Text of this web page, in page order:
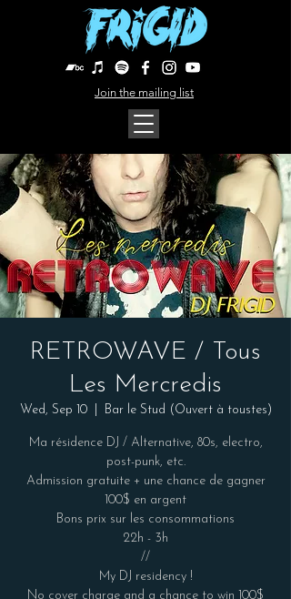
Join the mailing list
RETROWAVE / Tous
Les Mercredis
Wed, Sep 10
  |
Bar le Stud (Ouvert à toustes)
Ma résidence DJ / Alternative, 80s, electro,
post-punk, etc.
Admission gratuite + une chance de gagner
100$ en argent
Bons prix sur les consommations
22h - 3h
//
My DJ residency !
No cover charge and a chance to win 100$